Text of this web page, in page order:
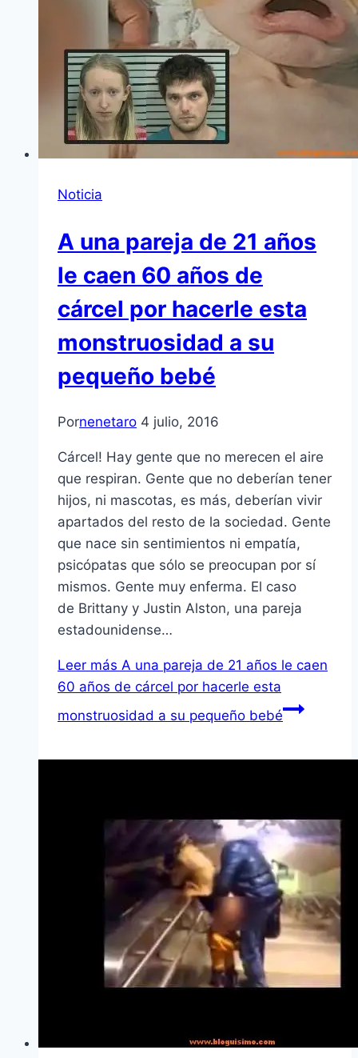
Noticia
A una pareja de 21 años
le caen 60 años de
cárcel por hacerle esta
monstruosidad a su
pequeño bebé
Pornenetaro 4 julio, 2016
Cárcel! Hay gente que no merecen el aire
que respiran. Gente que no deberían tener
hijos, ni mascotas, es más, deberían vivir
apartados del resto de la sociedad. Gente
que nace sin sentimientos ni empatía,
psicópatas que sólo se preocupan por sí
mismos. Gente muy enferma. El caso
de Brittany y Justin Alston, una pareja
estadounidense…
Leer más A una pareja de 21 años le caen
60 años de cárcel por hacerle esta
monstruosidad a su pequeño bebé